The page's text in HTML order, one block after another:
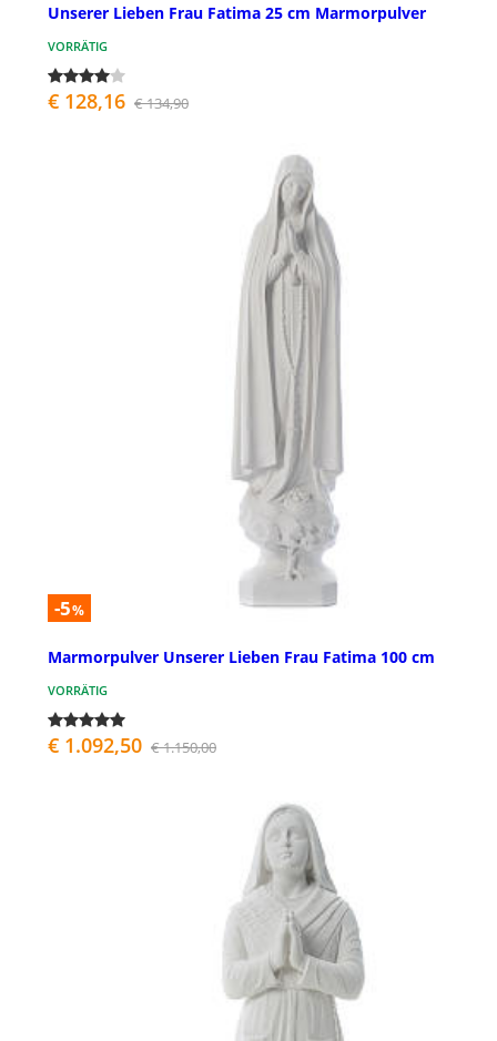
Unserer Lieben Frau Fatima 25 cm Marmorpulver
VORRÄTIG
€ 128,16 € 134,90
-5%
Marmorpulver Unserer Lieben Frau Fatima 100 cm
VORRÄTIG
€ 1.092,50 € 1.150,00